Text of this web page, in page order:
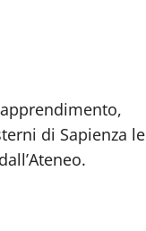
di Sapienza le